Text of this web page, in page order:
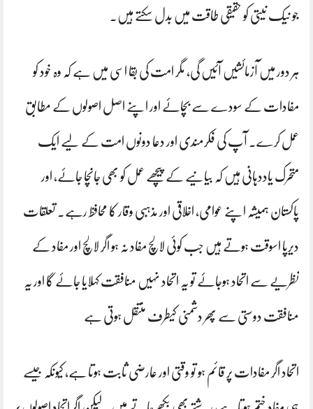
جو نیک نیتی کو حقیقی طاقت میں بدل سکتے ہیں۔
ہر دور میں آزمائشیں آئیں گی، مگر امت کی بقا اسی میں ہے کہ وہ خود کو
مفادات کے سودے سے بچائے اور اپنے اصل اصولوں کے مطابق
عمل کرے۔ آپ کی فکرمندی اور دعا دونوں امت کے لیے ایک
متحرک یاددہانی ہیں کہ بیانیے کے پیچھے عمل کو بھی جانچا جائے، اور
پاکستان ہمیشہ اپنے عوامی، اخلاقی اور مذہبی وقار کا محافظ رہے۔ تعلقات
دیرپا اسوقت ہوتے ہیں جب کوئی لالچ مفاد نہ ہو اگر لالچ اور مفاد کے
نظریے سے اتحاد ہوجائے تو یہ اتحاد نہیں منافقت کہلایا جائے گا اور یہ
منافقت دوستی سے پھر دشمنی کیطرف منتقل ہوتی ہے
اتحاد اگر مفادات پر قائم ہو تو وقتی اور عارضی ثابت ہوتا ہے، کیونکہ جیسے